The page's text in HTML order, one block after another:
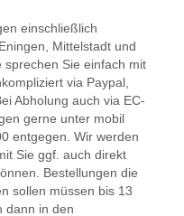
einschließlich
Mittelstadt und
Sie einfach mit
via Paypal,
Abholung auch via EC-
gerne unter mobil
entgegen. Wir werden
Sie ggf. auch direkt
Bestellungen die
sollen müssen bis 13
dann in den